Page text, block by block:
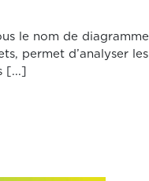
le nom de diagramme
permet d’analyser les
[...]